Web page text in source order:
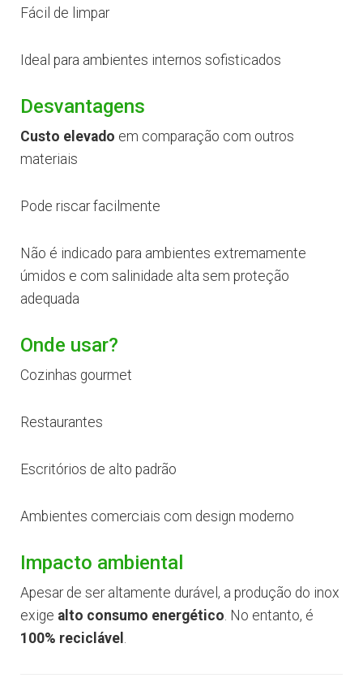
Fácil de limpar
Ideal para ambientes internos sofisticados
Desvantagens
Custo elevado em comparação com outros
materiais
Pode riscar facilmente
Não é indicado para ambientes extremamente
úmidos e com salinidade alta sem proteção
adequada
Onde usar?
Cozinhas gourmet
Restaurantes
Escritórios de alto padrão
Ambientes comerciais com design moderno
Impacto ambiental
Apesar de ser altamente durável, a produção do inox
exige alto consumo energético. No entanto, é
100% reciclável .